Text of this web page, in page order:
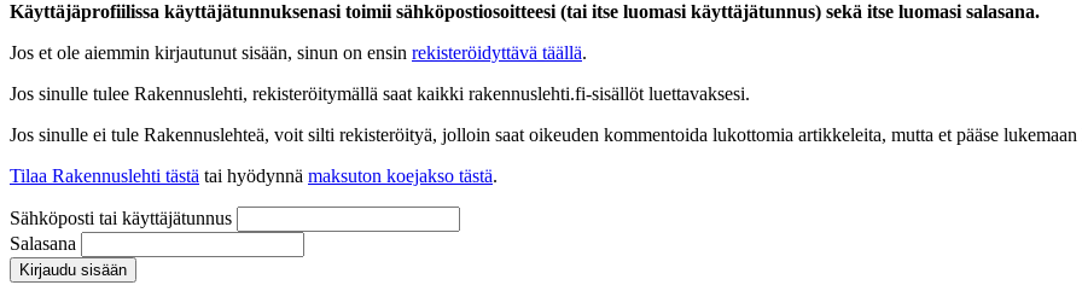
Käyttäjäprofiilissa käyttäjätunnuksenasi toimii sähköpostiosoitteesi (tai itse luomasi käyttäjätunnus) sekä itse luomasi salasana.
Jos et ole aiemmin kirjautunut sisään, sinun on ensin rekisteröidyttävä täällä.
Jos sinulle tulee Rakennuslehti, rekisteröitymällä saat kaikki rakennuslehti.fi-sisällöt luettavaksesi.
Jos sinulle ei tule Rakennuslehteä, voit silti rekisteröityä, jolloin saat oikeuden kommentoida lukottomia artikkeleita, mutta et pääse
Tilaa Rakennuslehti tästä tai hyödynnä maksuton koejakso tästä.
Sähköposti tai käyttäjätunnus
Salasana
Kirjaudu sisään